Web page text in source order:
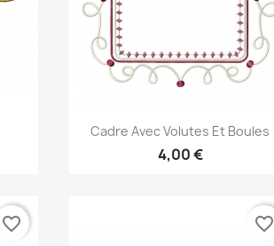
Aperçu rapide
Cadre Avec Volutes Et Boules
4,00 €
favorite_border favorite_border